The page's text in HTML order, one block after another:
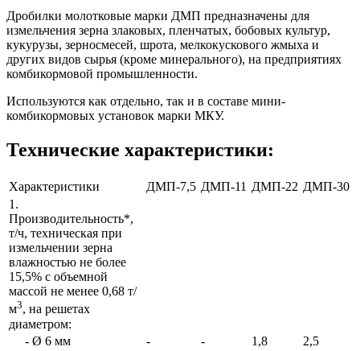
Дробилки молотковые марки ДМП предназначены для
измельчения зерна злаковых, пленчатых, бобовых культур,
кукурузы, зерносмесей, шрота, мелкокускового жмыха и
других видов сырья (кроме минерального), на предприятиях
комбикормовой промышленности.
Используются как отдельно, так и в составе мини-
комбикормовых установок марки МКУ.
Технические характеристики:
Характеристики ДМП-7,5 ДМП-11 ДМП-22 ДМП-30
1.
Производительность*,
т/ч, техническая при
измельчении зерна
влажностью не более
15,5% с объемной
массой не менее 0,68 т/
м3, на решетах
диаметром:
- Ø 6 мм
- - 1,8
2,5